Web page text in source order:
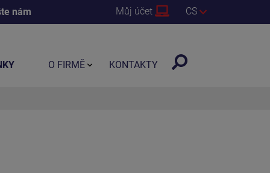
nám Můj účet CS
O FIRMĚ KONTAKTY